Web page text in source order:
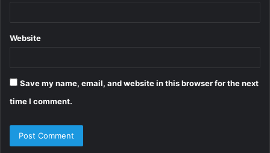
Website
Save my name, email, and website in this browser for the next
time I comment.